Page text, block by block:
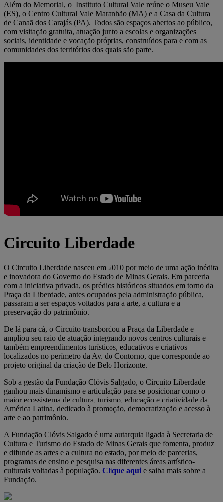
Além do Memorial, o Instituto Cultural Vale reúne o Museu Vale
(ES), o Centro Cultural Vale Maranhão (MA) e a Casa da Cultura
de Canaã dos Carajás (PA). Todos são espaços abertos ao público,
com visitação gratuita, atuação junto a escolas e organizações
sociais, identidade e vocação próprias, construídos para e com as
comunidades dos territórios dos quais são parte.
Circuito Liberdade
O Circuito Liberdade nasceu em 2010 por meio de uma ação inédita
e inovadora do Governo do Estado de Minas Gerais. Em parceria
com a iniciativa privada, os prédios históricos situados em torno da
Praça da Liberdade, antes ocupados pela administração pública,
passaram a ser espaços voltados para a arte, a cultura e a
preservação do patrimônio.
De lá para cá, o Circuito transbordou a Praça da Liberdade e
ampliou seu raio de atuação integrando novos centros culturais e
também empreendimentos turísticos, educativos e criativos
localizados no perímetro da Av. do Contorno, que corresponde ao
projeto original da criação de Belo Horizonte.
Sob a gestão da Fundação Clóvis Salgado, o Circuito Liberdade
ganhou mais dinamismo e articulação para se posicionar como o
maior ecossistema de cultura, turismo, educação e criatividade da
América Latina, dedicado à promoção, democratização e acesso à
arte e ao patrimônio.
A Fundação Clóvis Salgado é uma autarquia ligada à Secretaria de
Cultura e Turismo do Estado de Minas Gerais que fomenta, produz
e difunde as artes e a cultura no estado, por meio de parcerias,
programas de ensino e pesquisa nas diferentes áreas artístico-
culturais voltadas à população. Clique aqui e saiba mais sobre a
Fundação.